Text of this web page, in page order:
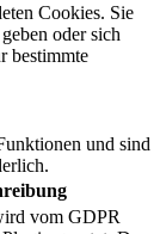
Cookies. Sie
oder sich
bestimmte
und sind
vom GDPR